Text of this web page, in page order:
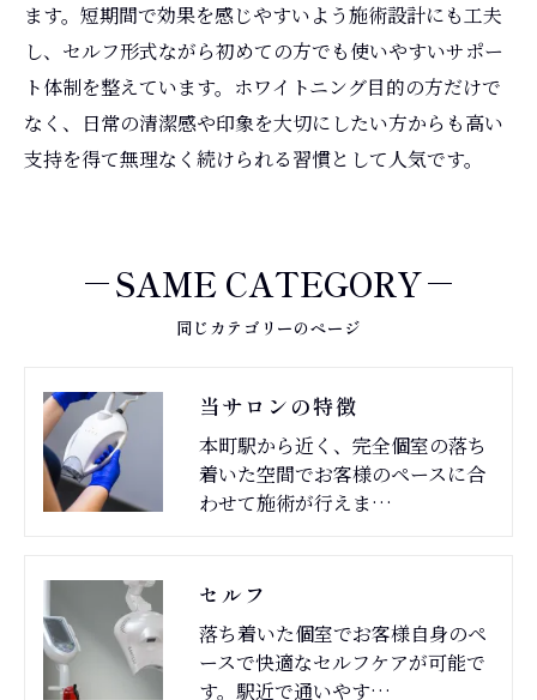
ます。短期間で効果を感じやすいよう施術設計にも工夫
し、セルフ形式ながら初めての方でも使いやすいサポー
ト体制を整えています。ホワイトニング目的の方だけで
なく、日常の清潔感や印象を大切にしたい方からも高い
支持を得て無理なく続けられる習慣として人気です。
同じカテゴリーのページ
SAME CATEGORY
当サロンの特徴
本町駅から近く、完全個室の落ち
着いた空間でお客様のペースに合
わせて施術が行えま…
セルフ
落ち着いた個室でお客様自身のペ
ースで快適なセルフケアが可能で
す。駅近で通いやす…